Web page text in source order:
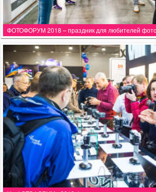
ФОТОФОРУМ 2018 – праздник для любителей